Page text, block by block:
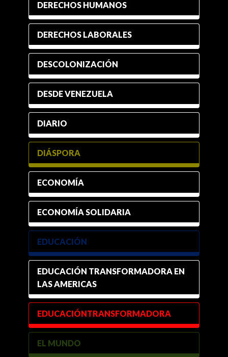
DERECHOS HUMANOS
DERECHOS LABORALES
DESCOLONIZACIÓN
DESDE VENEZUELA
DIARIO
DIÁSPORA
ECONOMÍA
ECONOMÍA SOLIDARIA
EDUCACIÓN
EDUCACIÓN TRANSFORMADORA EN
LAS AMERICAS
EDUCACIÓNTRANSFORMADORA
EL MUNDO